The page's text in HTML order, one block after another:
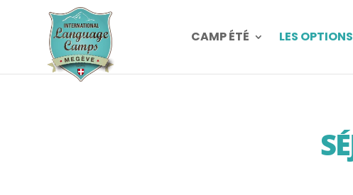
CAMP ÉTÉ LES OPTIONS